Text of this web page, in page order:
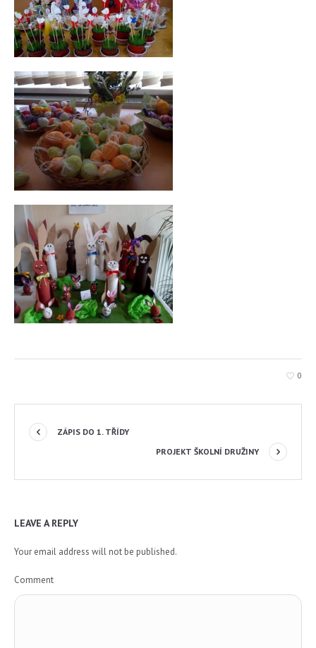
0
ZÁPIS DO 1. TŘÍDY
PROJEKT ŠKOLNÍ DRUŽINY
LEAVE A REPLY
Your email address will not be published.
Comment